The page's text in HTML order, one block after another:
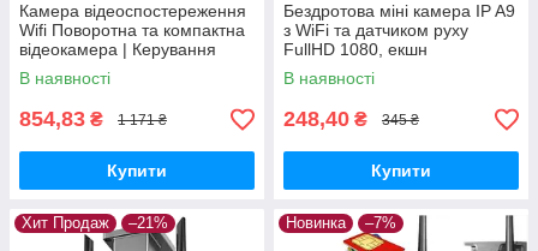
Камера відеоспостереження
Wifi Поворотна та компактна
відеокамера | Керування
телефоном
В наявності
854,83 ₴ 1 171 ₴
Купити
Бездротова міні камера IP A9
з WiFi та датчиком руху
FullHD 1080, екшн
мініатюрна відеокамера USB
В наявності
248,40 ₴ 345 ₴
Купити
Хит Продаж –21% Новинка –7%